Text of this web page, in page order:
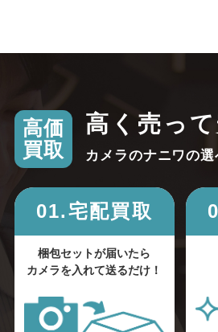
高価
買取
高く売って
カメラのナニワの
01.宅配買取
梱包セットが届いたら
カメラを入れて送るだけ！